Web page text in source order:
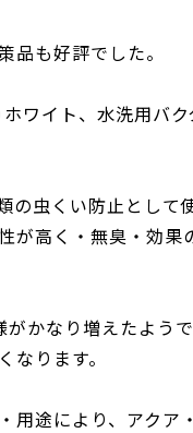
品も好評でした。
ワイト、水洗用バ
虫くい防止として
が高く・無臭・効果
かなり増えたよう
ります。
途により、アクア